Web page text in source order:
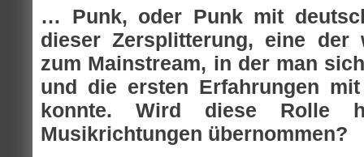
… Punk, oder Punk mit
dieser Zersplitterung, eine der
zum Mainstream, in der man
und die ersten Erfahrungen
konnte. Wird diese Rolle
Musikrichtungen übernommen?